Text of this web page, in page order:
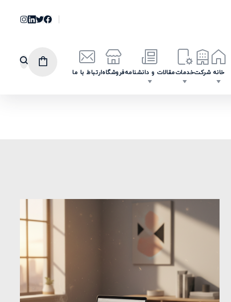
خانه شرکتخدماتمقالات و دانشنامهفروشگاهارتباط با ما